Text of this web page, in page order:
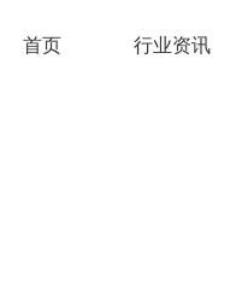
首页 行业资讯